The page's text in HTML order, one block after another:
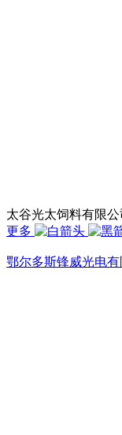
太谷光太饲料有限公
更多
鄂尔多斯锋威光电